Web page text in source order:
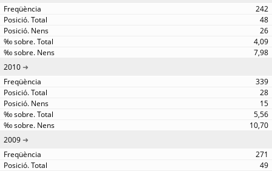
242
48
26
4,09
7,98
2010
339
28
15
5,56
10,70
2009
271
49